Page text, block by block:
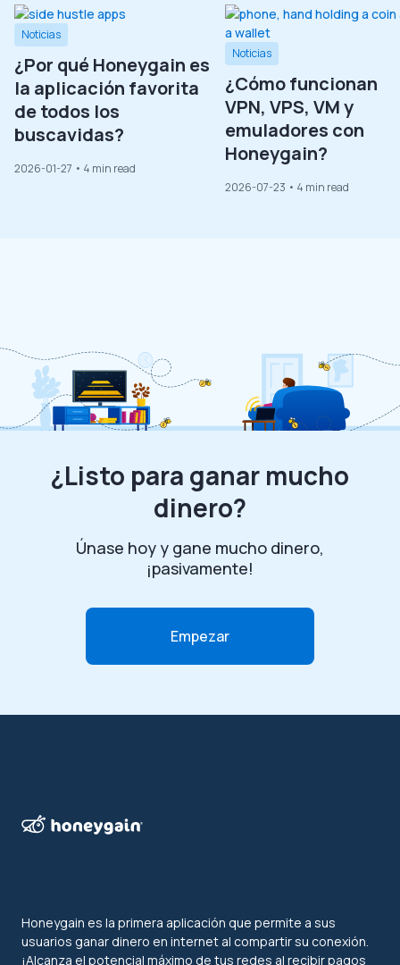
Noticias
¿Por qué Honeygain es
la aplicación favorita
de todos los
buscavidas?
2026-01-27 • 4 min read
Noticias
¿Cómo funcionan
VPN, VPS, VM y
emuladores con
Honeygain?
2026-07-23 • 4 min read
¿Listo para ganar mucho
dinero?
Únase hoy y gane mucho dinero,
¡pasivamente!
Empezar
Honeygain es la primera aplicación que permite a sus
usuarios ganar dinero en internet al compartir su conexión.
¡Alcanza el potencial máximo de tus redes al recibir pagos